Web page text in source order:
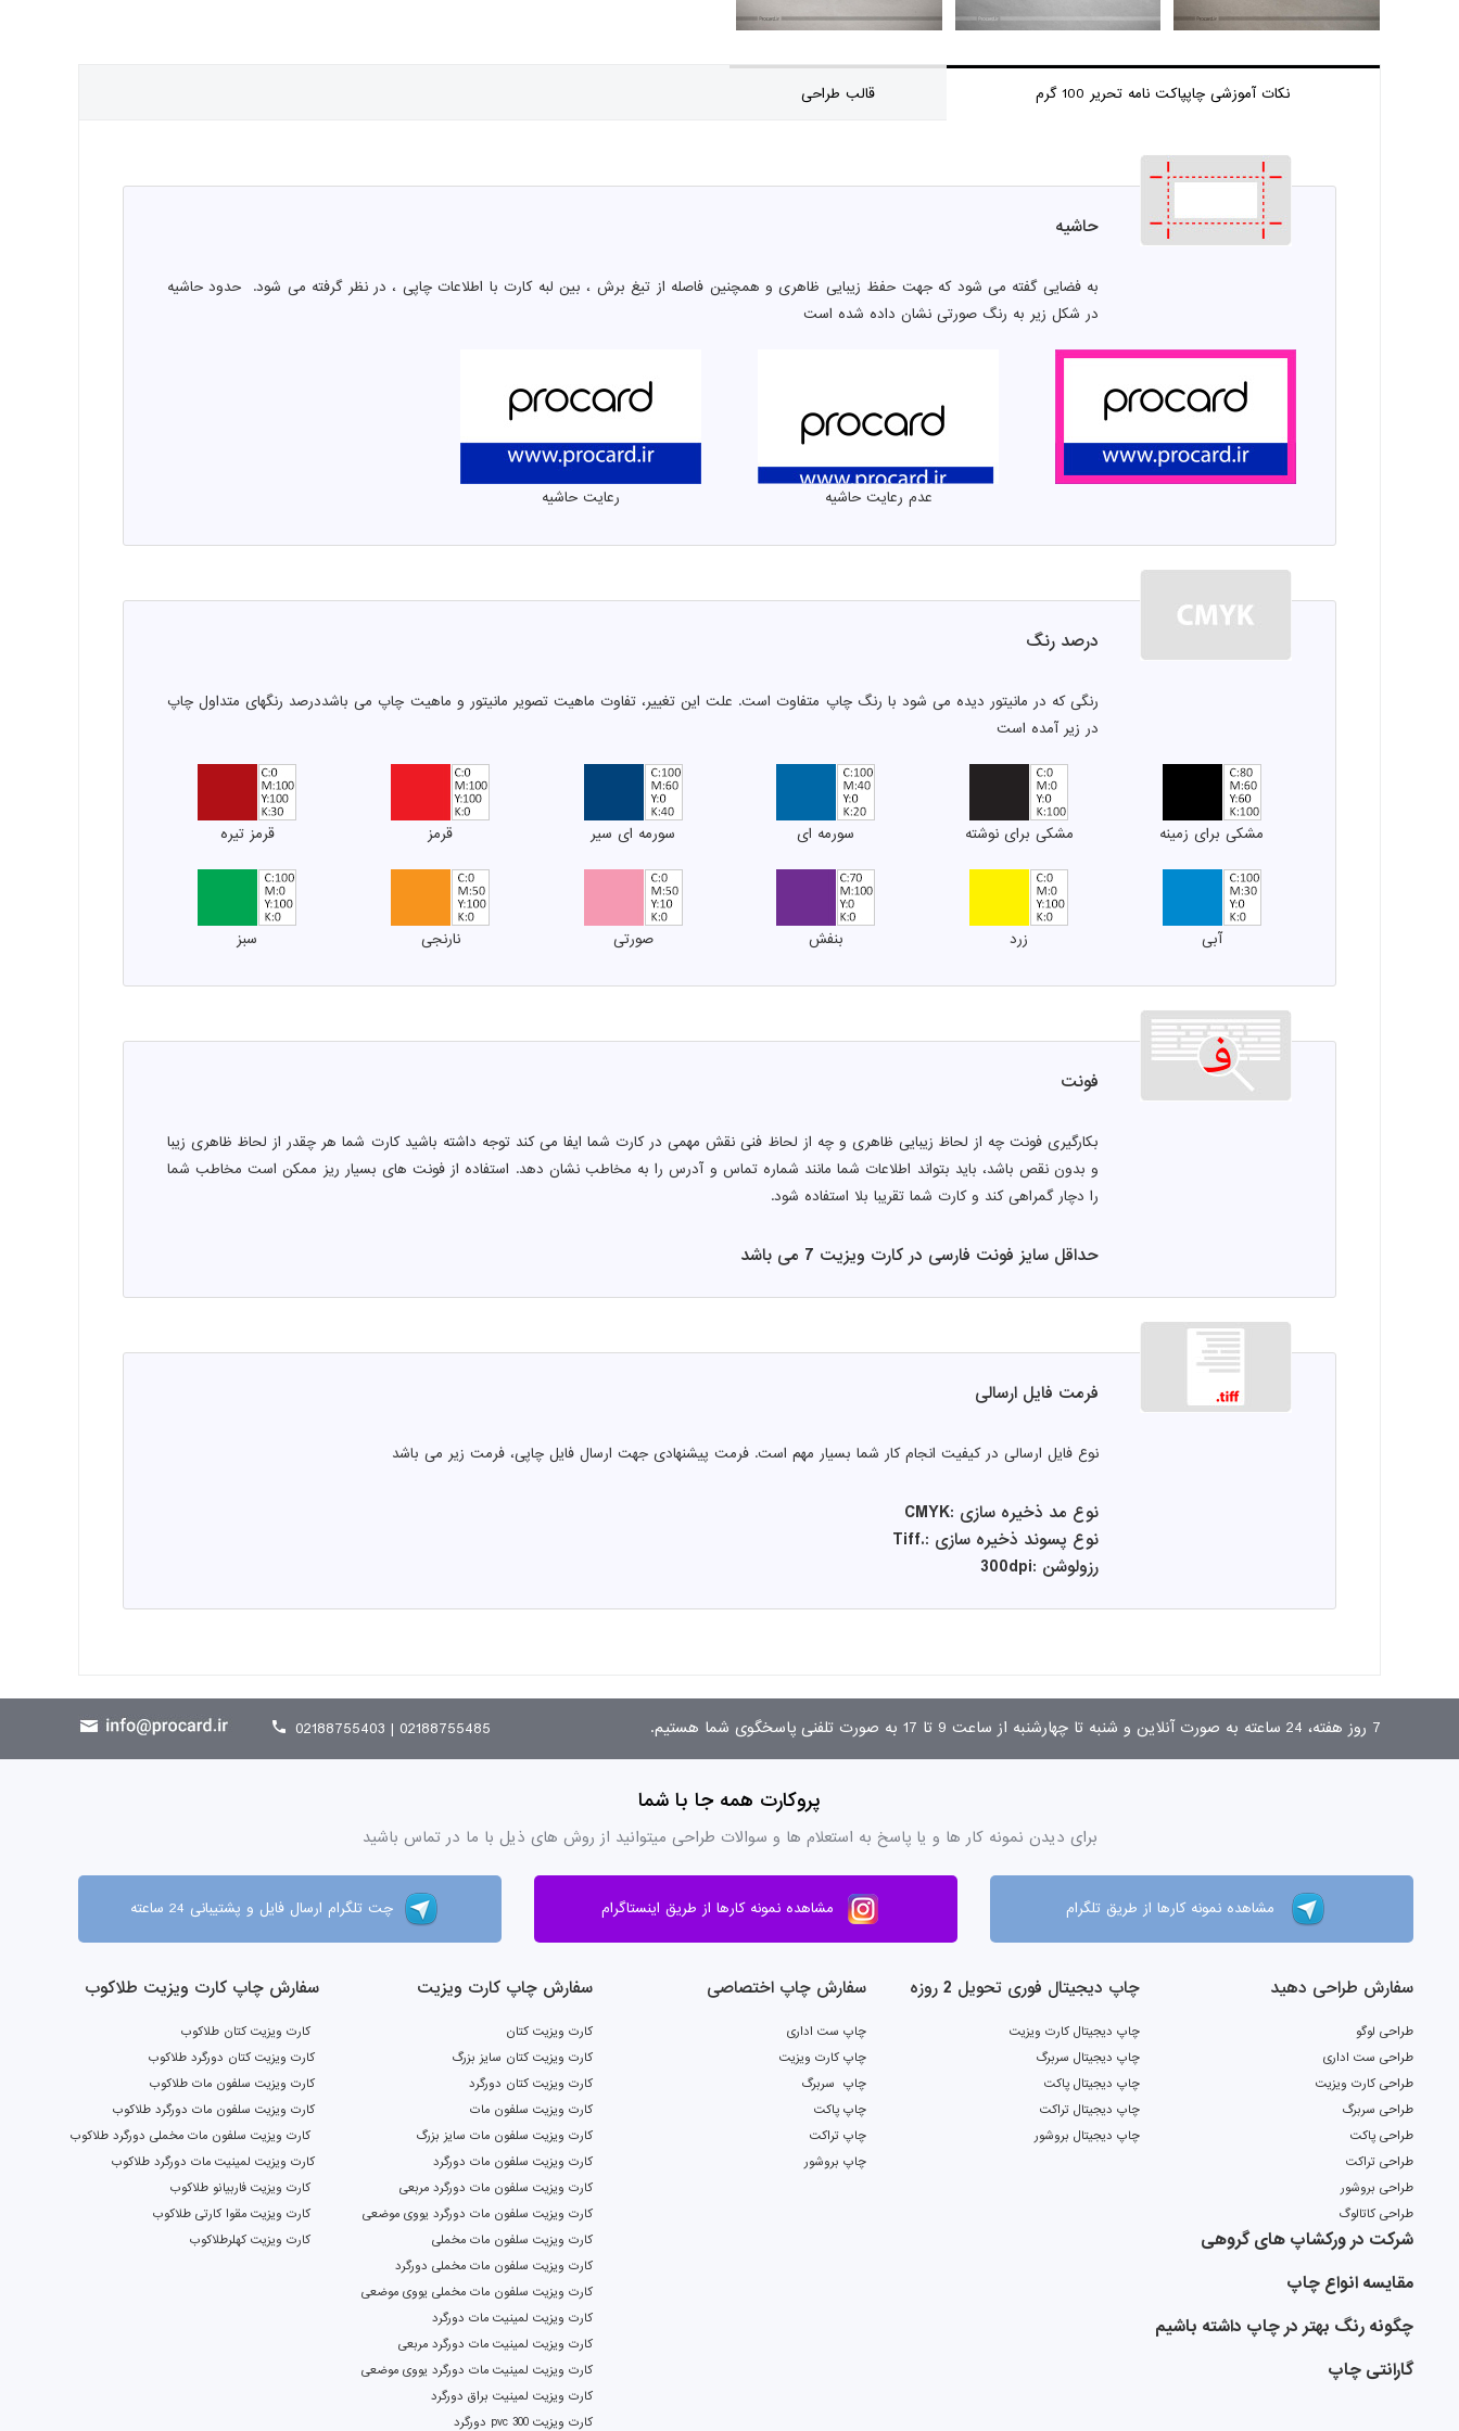
نکات آموزشی چاپپاکت نامه تحریر 100 گرم قالب طراحی
حاشیه
به فضایی گفته می شود که جهت حفظ زیبایی ظاهری و همچنین فاصله از تیغ برش ، بین لبه کارت با اطلاعات چاپی ، در نظر گرفته می شود. حدود حاشیه
در شکل زیر به رنگ صورتی نشان داده شده است
عدم رعایت حاشیه رعایت حاشیه
درصد رنگ
رنگی که در مانیتور دیده می شود با رنگ چاپ متفاوت است. علت این تغییر، تفاوت ماهیت تصویر مانیتور و ماهیت چاپ می باشددرصد رنگهای متداول چاپ
در زیر آمده است
مشکی برای زمینه مشکی برای نوشته سورمه ای سورمه ای سیر قرمز قرمز تیره
آبی زرد بنفش صورتی نارنجی سبز
فونت
بکارگیری فونت چه از لحاظ زیبایی ظاهری و چه از لحاظ فنی نقش مهمی در کارت شما ایفا می کند توجه داشته باشید کارت شما هر چقدر از لحاظ ظاهری زیبا
و بدون نقص باشد، باید بتواند اطلاعات شما مانند شماره تماس و آدرس را به مخاطب نشان دهد. استفاده از فونت های بسیار ریز ممکن است مخاطب شما
را دچار گمراهی کند و کارت شما تقریبا بلا استفاده شود.
حداقل سایز فونت فارسی در کارت ویزیت 7 می باشد
فرمت فایل ارسالی
نوع فایل ارسالی در کیفیت انجام کار شما بسیار مهم است. فرمت پیشنهادی جهت ارسال فایل چاپی، فرمت زیر می باشد
نوع مد ذخیره سازی :CMYK
نوع پسوند ذخیره سازی :.Tiff
رزولوشن :300dpi
7 روز هفته، 24 ساعته به صورت آنلاین و شنبه تا چهارشنبه از ساعت 9 تا 17 به صورت تلفنی پاسخگوی شما هستیم. 02188755485 | 02188755403
پروکارت همه جا با شما
برای دیدن نمونه کار ها و یا پاسخ به استعلام ها و سوالات طراحی میتوانید از روش های ذیل با ما در تماس باشید
مشاهده نمونه کارها از طریق تلگرام مشاهده نمونه کارها از طریق اینستاگرام چت تلگرام ارسال فایل و پشتیبانی 24 ساعته
سفارش طراحی دهید
طراحی لوگو
طراحی ست اداری
طراحی کارت ویزیت
طراحی سربرگ
طراحی پاکت
طراحی تراکت
طراحی بروشور
طراحی کاتالوگ
شرکت در ورکشاپ های گروهی
مقایسه انواع چاپ
چگونه رنگ بهتر در چاپ داشته باشیم
گارانتی چاپ
چاپ دیجیتال فوری تحویل 2 روزه
چاپ دیجیتال کارت ویزیت
چاپ دیجیتال سربرگ
چاپ دیجیتال پاکت
چاپ دیجیتال تراکت
چاپ دیجیتال بروشور
سفارش چاپ اختصاصی
چاپ ست اداری
چاپ کارت ویزیت
چاپ سربرگ
چاپ پاکت
چاپ تراکت
چاپ بروشور
سفارش چاپ کارت ویزیت
کارت ویزیت کتان
کارت ویزیت کتان سایز بزرگ
کارت ویزیت کتان دورگرد
کارت ویزیت سلفون مات
کارت ویزیت سلفون مات سایز بزرگ
کارت ویزیت سلفون مات دورگرد
کارت ویزیت سلفون مات دورگرد مربعی
کارت ویزیت سلفون مات دورگرد یووی موضعی
کارت ویزیت سلفون مات مخملی
کارت ویزیت سلفون مات مخملی دورگرد
کارت ویزیت سلفون مات مخملی یووی موضعی
کارت ویزیت لمینیت مات دورگرد
کارت ویزیت لمینیت مات دورگرد مربعی
کارت ویزیت لمینیت مات دورگرد یووی موضعی
کارت ویزیت لمینیت براق دورگرد
کارت ویزیت pvc 300 دورگرد
سفارش چاپ کارت ویزیت طلاکوب
کارت ویزیت کتان طلاکوب
کارت ویزیت کتان دورگرد طلاکوب
کارت ویزیت سلفون مات طلاکوب
کارت ویزیت سلفون مات دورگرد طلاکوب
کارت ویزیت سلفون مات مخملی دورگرد طلاکوب
کارت ویزیت لمینیت مات دورگرد طلاکوب
کارت ویزیت فاربیانو طلاکوب
کارت ویزیت مقوا کارتی طلاکوب
کارت ویزیت کهلرطلاکوب